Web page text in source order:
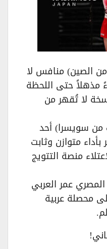
الصين) منافس لا
مذهلاً حتى اللحظة
لا تُقهر من
من سويسرا) أحد
متوازن وثابت
منصة التتويج
عمر العربي
أعلى محصلة عربية